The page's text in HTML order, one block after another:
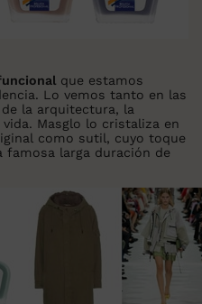
que estamos
Lo vemos tanto en las
la arquitectura, la
Masglo lo cristaliza en
como sutil, cuyo toque
larga duración de